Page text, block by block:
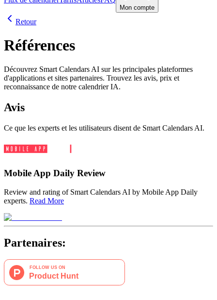
Mon compte
Retour
Références
Découvrez Smart Calendars AI sur les principales plateformes
d'applications et sites partenaires. Trouvez les avis, prix et
reconnaissance de notre calendrier IA.
Avis
Ce que les experts et les utilisateurs disent de Smart Calendars AI.
Mobile App Daily Review
Review and rating of Smart Calendars AI by Mobile App Daily
experts. Read More
Partenaires: